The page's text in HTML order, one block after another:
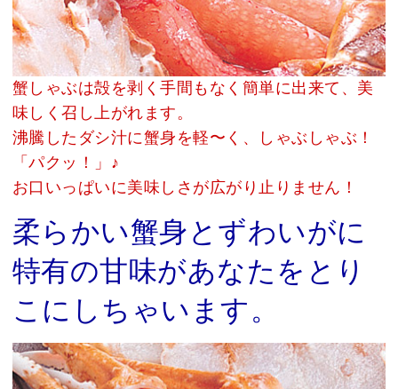
蟹しゃぶは殻を剥く手間もなく簡単に出来て、美
味しく召し上がれます。
沸騰したダシ汁に蟹身を軽〜く、しゃぶしゃぶ！
「パクッ！」♪
お口いっぱいに美味しさが広がり止りません！
柔らかい蟹身とずわいがに
特有の甘味があなたをとり
こにしちゃいます。